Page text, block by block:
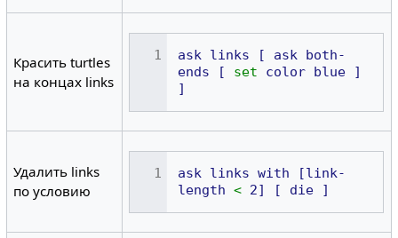
Красить turtles
на концах links
ask links [ ask both-
ends
[ set color blue
]
]
Удалить links
по условию
ask links with
[link-
length < 2] [ die ]